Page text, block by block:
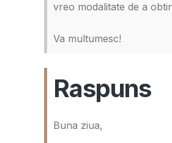
vreo modalitate de a
Va multumesc!
Raspuns
Buna ziua,